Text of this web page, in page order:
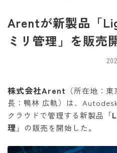
Arentが新製品「
ミリ管理」を販売
株式会社Arent （所在地：
長：鴨林 広軌）は、
クラウドで管理する新製品「
理 」の販売を開始した。